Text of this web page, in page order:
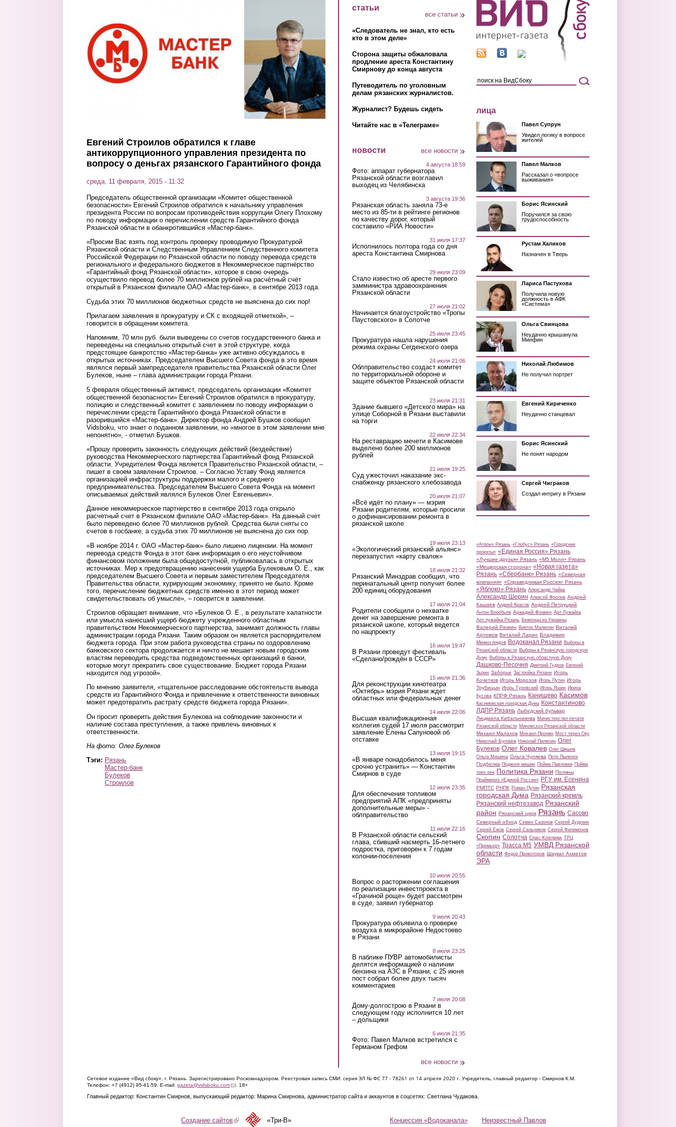
Евгений Строилов обратился к главе
антикоррупционного управления президента по
вопросу о деньгах рязанского Гарантийного фонда
среда, 11 февраля, 2015 - 11:32
Председатель общественной организации «Комитет общественной
безопасности» Евгений Строилов обратился к начальнику управления
президента России по вопросам противодействия коррупции Олегу Плохому
по поводу информации о перечислении средств Гарантийного фонда
Рязанской области в обанкротившийся «Мастер-банк».
«Просим Вас взять под контроль проверку проводимую Прокуратурой
Рязанской области и Следственным Управлением Следственного комитета
Российской Федерации по Рязанской области по поводу перевода средств
регионального и федерального бюджетов в Некоммерческое партнёрство
«Гарантийный фонд Рязанской области», которое в свою очередь
осуществило перевод более 70 миллионов рублей на расчётный счёт
открытый в Рязанском филиале ОАО «Мастер-банк», в сентябре 2013 года.
Судьба этих 70 миллионов бюджетных средств не выяснена до сих пор!
Прилагаем заявления в прокуратуру и СК с входящей отметкой», –
говорится в обращении комитета.
Напомним, 70 млн руб. были выведены со счетов государственного банка и
переведены на специально открытый счет в этой структуре, когда
предстоящее банкротство «Мастер-банка» уже активно обсуждалось в
открытых источниках. Председателем Высшего Совета фонда в это время
являлся первый зампредседателя правительства Рязанской области Олег
Булеков, ныне – глава администрации города Рязани.
5 февраля общественный активист, председатель организации «Комитет
общественной безопасности» Евгений Строилов обратился в прокуратуру,
полицию и следственный комитет с заявлением по поводу информации о
перечислении средств Гарантийного фонда Рязанской области в
разорившийся «Мастер-банк». Директор фонда Андрей Бушков сообщил
Vidsboku, что знает о поданном заявлении, но «многое в этом заявлении мне
непонятно», - отметил Бушков.
«Прошу проверить законность следующих действий (бездействие)
руководства Некоммерческого партнерства Гарантийный фонд Рязанской
области. Учредителем Фонда является Правительство Рязанской области, –
пишет в своем заявлении Строилов. – Согласно Уставу Фонд является
организацией инфраструктуры поддержки малого и среднего
предпринимательства. Председателем Высшего Совета Фонда на момент
описываемых действий являлся Булеков Олег Евгеньевич».
Данное некоммерческое партнерство в сентябре 2013 года открыло
расчетный счет в Рязанском филиале ОАО «Мастер-банк». На данный счет
было переведено более 70 миллионов рублей. Средства были сняты со
счетов в госбанке, а судьба этих 70 миллионов не выяснена до сих пор.
«В ноябре 2014 г. ОАО «Мастер-банк» было лишено лицензии. На момент
перевода средств Фонда в этот банк информация о его неустойчивом
финансовом положении была общедоступной, публиковалась в открытых
источниках. Мер к предотвращению нанесения ущерба Булековым О. Е., как
председателем Высшего Совета и первым заместителем Председателя
Правительства области, курирующим экономику, принято не было. Кроме
того, перечисление бюджетных средств именно в этот период может
свидетельствовать об умысле», – говорится в заявлении.
Строилов обращает внимание, что «Булеков О. Е., в результате халатности
или умысла нанесший ущерб бюджету учрежденного областным
правительством Некоммерческого партнерства, занимает должность главы
администрации города Рязани. Таким образом он является распорядителем
бюджета города. При этом работа руководства страны по оздоровлению
банковского сектора продолжается и ничто не мешает новым городским
властям переводить средства подведомственных организаций в банки,
которые могут прекратить свое существование. Бюджет города Рязани
находится под угрозой».
По мнению заявителя, «тщательное расследование обстоятельств вывода
средств из Гарантийного Фонда и привлечение к ответственности виновных
может предотвратить растрату средств бюджета города Рязани».
Он просит проверить действия Булекова на соблюдение законности и
наличие состава преступления, а также привлечь виновных к
ответственности.
На фото: Олег Булеков
Тэги: Рязань
Мастер-банк
Булеков
Строилов
статьи
все статьи
«Следователь не знал, кто есть
кто в этом деле»
Сторона защиты обжаловала
продление ареста Константину
Смирнову до конца августа
Путеводитель по уголовным
делам рязанских журналистов.
Журналист? Будешь сидеть
Читайте нас в «Телеграме»
новости все новости
4 августа 18:59
Фото: аппарат губернатора
Рязанской области возглавил
выходец из Челябинска
3 августа 19:36
Рязанская область заняла 73-е
место из 85-ти в рейтинге регионов
по качеству дорог, который
составило «РИА Новости»
31 июля 17:37
Исполнилось полтора года со дня
ареста Константина Смирнова
29 июля 23:09
Стало известно об аресте первого
замминистра здравоохранения
Рязанской области
27 июля 21:02
Начинается благоустройство «Тропы
Паустовского» в Солотче
25 июля 23:45
Прокуратура нашла нарушения
режима охраны Сегденского озера
24 июля 21:06
Облправительство создаст комитет
по территориальной обороне и
защите объектов Рязанской области
23 июля 21:31
Здание бывшего «Детского мира» на
улице Соборной в Рязани выставили
на торги
22 июля 22:34
На реставрацию мечети в Касимове
выделено более 200 миллионов
рублей
21 июля 19:25
Суд ужесточил наказание экс-
снабженцу рязанского хлебозавода
20 июля 21:07
«Всё идёт по плану» — мэрия
Рязани родителям, которые просили
о дофинансировании ремонта в
рязанской школе
19 июля 23:13
«Экологический рязанский альянс»
перезапустил «карту свалок»
18 июля 21:32
Рязанский Минздрав сообщил, что
перинатальный центр получит более
200 единиц оборудования
17 июля 21:04
Родители сообщили о нехватке
денег на завершение ремонта в
рязанской школе, который ведется
по нацпроекту
16 июля 19:47
В Рязани проведут фестиваль
«Сделано/рождён в СССР»
15 июля 21:36
Для реконструкции кинотеатра
«Октябрь» мэрия Рязани ждет
областных или федеральных денег
14 июля 22:06
Высшая квалификационная
коллегия судей 17 июля рассмотрит
заявление Елены Сапуновой об
отставке
13 июля 19:15
«В январе понадобилось меня
срочно устранить» — Константин
Смирнов в суде
12 июля 23:35
Для обеспечения топливом
предприятий АПК «предприняты
дополнительные меры» -
облправительство
11 июля 22:16
В Рязанской области сельский
глава, сбивший насмерть 16-летнего
подростка, приговорен к 7 годам
колонии-поселения
10 июля 20:55
Вопрос о расторжении соглашения
по реализации инвестпроекта в
«Грачиной роще» будет рассмотрен
в суде, заявил губернатор
9 июля 20:43
Прокуратура объявила о проверке
воздуха в микрорайоне Недостоево
в Рязани
8 июля 23:25
В паблике ПУВР автомобилисты
делятся информацией о наличии
бензина на АЗС в Рязани, с 25 июня
пост собрал более двух тысяч
комментариев
7 июля 20:08
Дому-долгострою в Рязани в
следующем году исполнится 10 лет
– дольщики
6 июля 21:35
Фото: Павел Малков встретился с
Германом Грефом
все новости
лица
Павел Супрун
Увидел логику в вопросе
жителей
Павел Малков
Рассказал о «вопросе
выживания»
Борис Ясинский
Поручился за свою
трудоспособность
Рустам Халиков
Назначен в Тверь
Лариса Пастухова
Получила новую
должность в АФК
«Система»
Ольга Свинцова
Неудачно крышанула
Минфин
Николай Любимов
Не получил портрет
Евгений Кириченко
Неудачно станцевал
Борис Ясинский
Не понят народом
Сергей Чиграков
Создал интригу в Рязани
«Атрон» Рязань «Глобус» Рязань «Городские
проекты» «Единая Россия» Рязань
«Лучшие друзья» Рязань «М5 Молл» Рязань
«Мещерская сторона» «Новая газета»
Рязань «Сбербанк» Рязань «Северная
компания» «Справедливая Россия» Рязань
«Яблоко» Рязань Александр Чайка
Александр Шерин Алексей Фролов Андрей
Кашаев Андрей Красов Андрей Петруцкий
Антон Воробьев Аркадий Фомин Арт-Лужайка
Арт-лужайка Рязань Беженцы из Украины
Валерий Рюмин Виктор Малюгин Виталий
Артемов Виталий Ларин Владимир
Мимоглядов Водоканал Рязани Выборы в
Рязанской области Выборы в Рязанскую городскую
Думу Выборы в Рязанскую областную Думу
Дашково-Песочня Дмитрий Гудков Евгений
Зызин Заборье Застройка Рязани Игорь
Кочетков Игорь Морозов Игорь Путин Игорь
Трубицын Игорь Туровский Игорь Яшин Ирина
Кусова КПРФ Рязань Канищево Касимов
Касимовская городская Дума Константиново
ЛДПР Рязань Лыбедский бульвар
Людмила Кибальникова Министерство печати
Рязанской области Минлесхоз Рязанской области
Михаил Малахов Михаил Пронин Мост через Оку
Николай Булаев Николай Пилюгин Олег
Булеков Олег Ковалев Олег Шишов
Ольга Мишина Ольга Чуляева Петр Пыленок
Подбелка Поджоги машин Пойма Павловки Пойма
трех рек Политика Рязани Поляны
Праймериз «Единой России» РГУ им. Есенина
РМПТС РНПК Роман Путин Рязанская
городская Дума Рязанский кремль
Рязанский нефтезавод Рязанский
район Рязанский цирк Рязань Сасово
Северный обход Семен Сазонов Сергей Дудукин
Сергей Ежов Сергей Сальников Сергей Филимонов
Скопин Солотча Спас-Клепики ТРЦ
«Премьер» Трасса М5 УМВД Рязанской
области Федор Провоторов Шаукат Ахметов
ЭРА
Сетевое издание «Вид сбоку», г. Рязань. Зарегистрировано Роскомнадзором. Реестровая запись СМИ: серия ЭЛ № ФС 77 - 78261 от 14 апреля 2020 г. Учредитель, главный редактор - Смирнов К.М.
Телефон: +7 (4912) 95-41-59. E-mail: gazeta@vidsboku.com(link sends e-mail)
. 18+
Главный редактор: Константин Смирнов, выпускающий редактор: Марина Смирнова, администратор сайта и аккаунтов в соцсетях: Светлана Чудакова.
Концессия «Водоканала» Неизвестный Павлов
Создание сайтов(link is external)«Три-В»